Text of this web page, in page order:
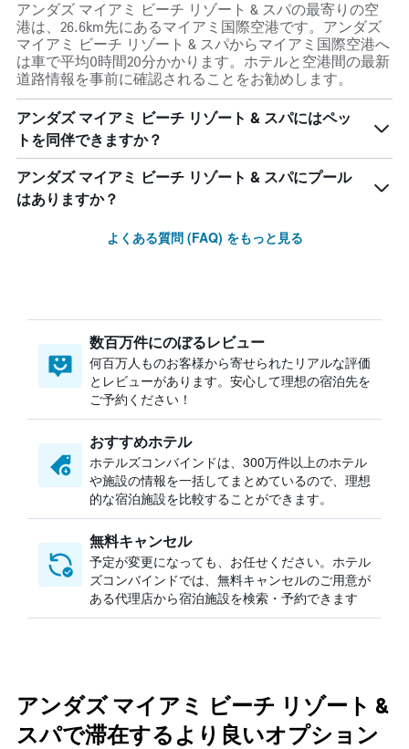
アンダズ マイアミ ビーチ リゾート & スパの最寄りの空
港は、26.6km先にあるマイアミ国際空港です。アンダズ
マイアミ ビーチ リゾート & スパからマイアミ国際空港へ
は車で平均0時間20分かかります。ホテルと空港間の最新
道路情報を事前に確認されることをお勧めします。
アンダズ マイアミ ビーチ リゾート & スパにはペッ
トを同伴できますか？
アンダズ マイアミ ビーチ リゾート & スパにプール
はありますか？
よくある質問 (FAQ) をもっと見る
数百万件にのぼるレビュー
何百万人ものお客様から寄せられたリアルな評価
とレビューがあります。安心して理想の宿泊先を
ご予約ください！
おすすめホテル
ホテルズコンバインドは、300万件以上のホテル
や施設の情報を一括してまとめているので、理想
的な宿泊施設を比較することができます。
無料キャンセル
予定が変更になっても、お任せください。ホテル
ズコンバインドでは、無料キャンセルのご用意が
ある代理店から宿泊施設を検索・予約できます
アンダズ マイアミ ビーチ リゾート &
スパで滞在するより良いオプション